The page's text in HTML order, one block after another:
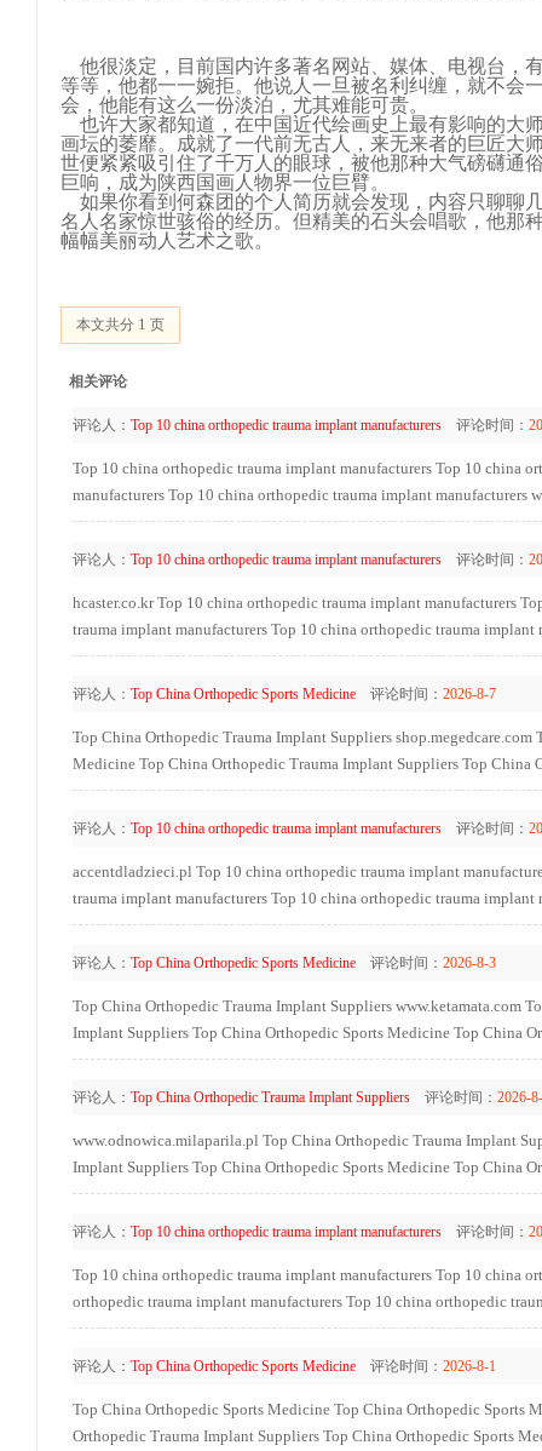
他很淡定，目前国内许多著名网站、媒体、电视台，
等等，他都一一婉拒。他说人一旦被名利纠缠，就不会
会，他能有这么一份淡泊，尤其难能可贵。
也许大家都知道，在中国近代绘画史上最有影响的大
画坛的萎靡。成就了一代前无古人，来无来者的巨匠大
世便紧紧吸引住了千万人的眼球，被他那种大气磅礴通
巨响，成为陕西国画人物界一位巨臂。
如果你看到何森团的个人简历就会发现，内容只聊聊
名人名家惊世骇俗的经历。但精美的石头会唱歌，他那
幅幅美丽动人艺术之歌。
本文共分 1 页
相关评论
评论人： Top 10 china orthopedic trauma implant manufacturers 评论时间：
Top 10 china orthopedic trauma implant manufacturers Top 10 china
manufacturers Top 10 china orthopedic trauma implant manufacturers
评论人： Top 10 china orthopedic trauma implant manufacturers 评论时间：
hcaster.co.kr Top 10 china orthopedic trauma implant manufacturers
trauma implant manufacturers Top 10 china orthopedic trauma implant
评论人： Top China Orthopedic Sports Medicine 评论时间： 2026-8-7
Top China Orthopedic Trauma Implant Suppliers shop.megedcare.com
Medicine Top China Orthopedic Trauma Implant Suppliers Top China
评论人： Top 10 china orthopedic trauma implant manufacturers 评论时间：
accentdladzieci.pl Top 10 china orthopedic trauma implant
trauma implant manufacturers Top 10 china orthopedic trauma implant
评论人： Top China Orthopedic Sports Medicine 评论时间： 2026-8-3
Top China Orthopedic Trauma Implant Suppliers www.ketamata.com
Implant Suppliers Top China Orthopedic Sports Medicine Top China
评论人： Top China Orthopedic Trauma Implant Suppliers 评论时间： 2026-
www.odnowica.milaparila.pl Top China Orthopedic Trauma Implant
Implant Suppliers Top China Orthopedic Sports Medicine Top China
评论人： Top 10 china orthopedic trauma implant manufacturers 评论时间：
Top 10 china orthopedic trauma implant manufacturers Top 10 china
orthopedic trauma implant manufacturers Top 10 china orthopedic
评论人： Top China Orthopedic Sports Medicine 评论时间： 2026-8-1
Top China Orthopedic Sports Medicine Top China Orthopedic Sports
Orthopedic Trauma Implant Suppliers Top China Orthopedic Sports